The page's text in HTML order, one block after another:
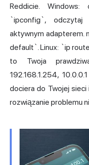
Reddicie.
`ipconfig`, odczytaj
aktywnym adapterem.
default`. Linux: `ip
to Twoja
192.168.1.254,
dociera do Twojej
rozwiązanie problemu